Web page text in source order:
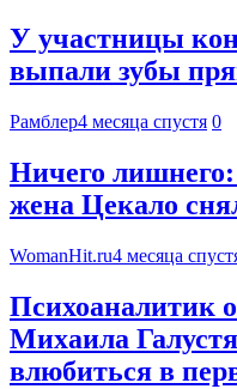
У участницы
выпали зубы
Рамблер4 месяца спустя 0
Ничего
жена Цекало
WomanHit.ru4 месяца
Психоаналитик
Михаила
влюбиться в